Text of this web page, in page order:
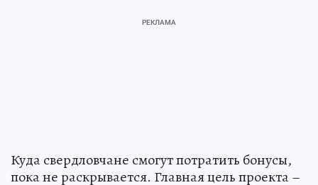
Куда свердловчане смогут потратить бонусы,
пока не раскрывается. Главная цель проекта –